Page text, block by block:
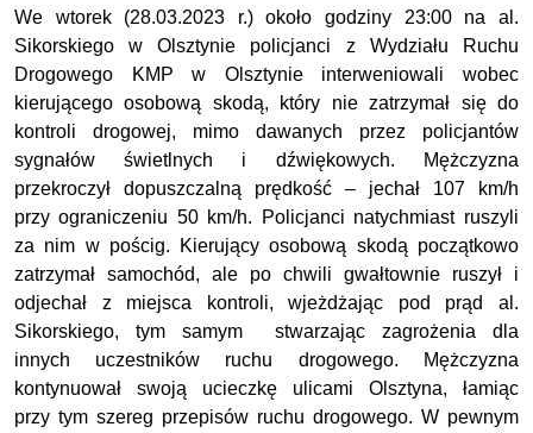
We wtorek (28.03.2023 r.) około godziny 23:00 na al.
Sikorskiego w Olsztynie policjanci z Wydziału Ruchu
Drogowego KMP w Olsztynie interweniowali wobec
kierującego osobową skodą, który nie zatrzymał się do
kontroli drogowej, mimo dawanych przez policjantów
sygnałów świetlnych i dźwiękowych. Mężczyzna
przekroczył dopuszczalną prędkość – jechał 107 km/h
przy ograniczeniu 50 km/h. Policjanci natychmiast ruszyli
za nim w pościg. Kierujący osobową skodą początkowo
zatrzymał samochód, ale po chwili gwałtownie ruszył i
odjechał z miejsca kontroli, wjeżdżając pod prąd al.
Sikorskiego, tym samym stwarzając zagrożenia dla
innych uczestników ruchu drogowego. Mężczyzna
kontynuował swoją ucieczkę ulicami Olsztyna, łamiąc
przy tym szereg przepisów ruchu drogowego. W pewnym